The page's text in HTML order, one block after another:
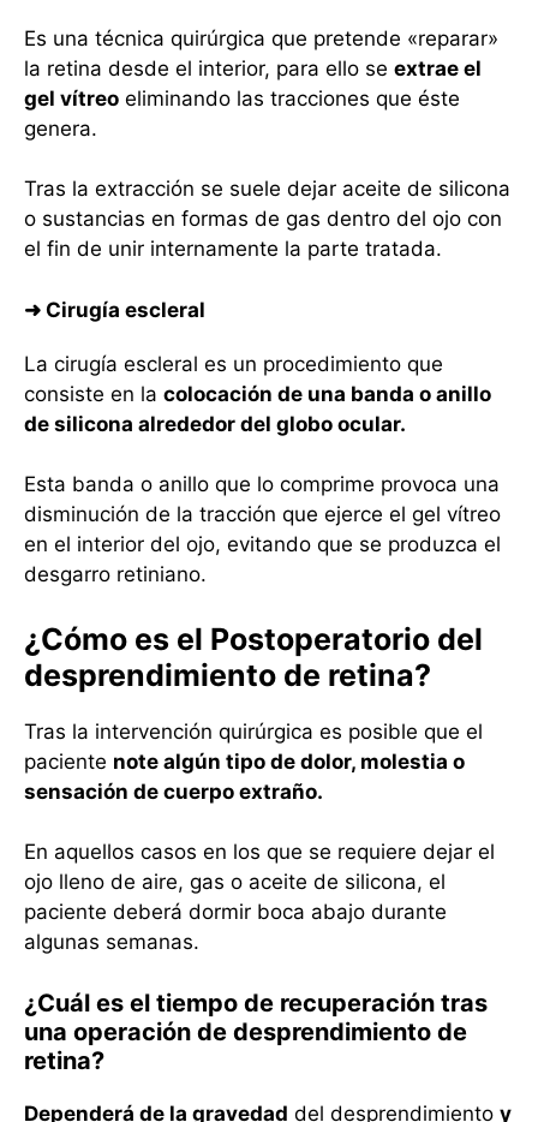
Es una técnica quirúrgica que pretende «reparar»
la retina desde el interior, para ello se extrae el
gel vítreo eliminando las tracciones que éste
genera.
Tras la extracción se suele dejar aceite de silicona
o sustancias en formas de gas dentro del ojo con
el fin de unir internamente la parte tratada.
➜ Cirugía escleral
La cirugía escleral es un procedimiento que
consiste en la colocación de una banda o anillo
de silicona alrededor del globo ocular.
Esta banda o anillo que lo comprime provoca una
disminución de la tracción que ejerce el gel vítreo
en el interior del ojo, evitando que se produzca el
desgarro retiniano.
¿Cómo es el Postoperatorio del
desprendimiento de retina?
Tras la intervención quirúrgica es posible que el
paciente note algún tipo de dolor, molestia o
sensación de cuerpo extraño.
En aquellos casos en los que se requiere dejar el
ojo lleno de aire, gas o aceite de silicona, el
paciente deberá dormir boca abajo durante
algunas semanas.
¿Cuál es el tiempo de recuperación tras
una operación de desprendimiento de
retina?
Dependerá de la gravedad del desprendimiento y